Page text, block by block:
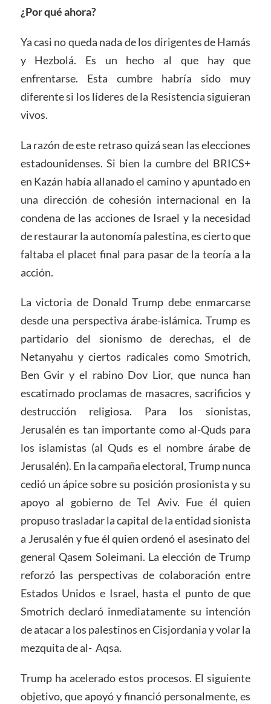
¿Por qué ahora?
Ya casi no queda nada de los dirigentes de Hamás
y Hezbolá. Es un hecho al que hay que
enfrentarse. Esta cumbre habría sido muy
diferente si los líderes de la Resistencia siguieran
vivos.
La razón de este retraso quizá sean las elecciones
estadounidenses. Si bien la cumbre del BRICS+
en Kazán había allanado el camino y apuntado en
una dirección de cohesión internacional en la
condena de las acciones de Israel y la necesidad
de restaurar la autonomía palestina, es cierto que
faltaba el placet final para pasar de la teoría a la
acción.
La victoria de Donald Trump debe enmarcarse
desde una perspectiva árabe-islámica. Trump es
partidario del sionismo de derechas, el de
Netanyahu y ciertos radicales como Smotrich,
Ben Gvir y el rabino Dov Lior, que nunca han
escatimado proclamas de masacres, sacrificios y
destrucción religiosa. Para los sionistas,
Jerusalén es tan importante como al-Quds para
los islamistas (al Quds es el nombre árabe de
Jerusalén). En la campaña electoral, Trump nunca
cedió un ápice sobre su posición prosionista y su
apoyo al gobierno de Tel Aviv. Fue él quien
propuso trasladar la capital de la entidad sionista
a Jerusalén y fue él quien ordenó el asesinato del
general Qasem Soleimani. La elección de Trump
reforzó las perspectivas de colaboración entre
Estados Unidos e Israel, hasta el punto de que
Smotrich declaró inmediatamente su intención
de atacar a los palestinos en Cisjordania y volar la
mezquita de al- Aqsa.
Trump ha acelerado estos procesos. El siguiente
objetivo, que apoyó y financió personalmente, es